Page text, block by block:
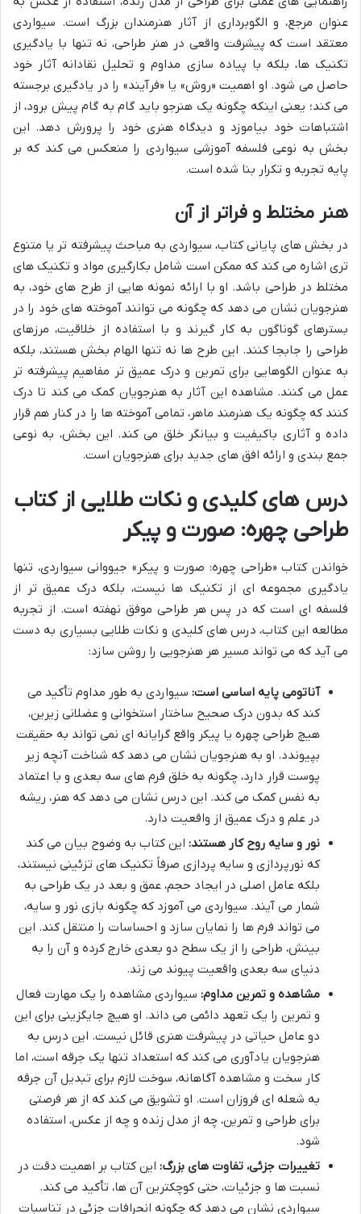
عنوان مرجع، و الگوبرداری از آثار هنرمندان بزرگ است. سیواردی
معتقد است که پیشرفت واقعی در هنر طراحی، نه تنها با یادگیری
تکنیک ها، بلکه با پیاده سازی مداوم و تحلیل نقادانه آثار خود
حاصل می شود. او اهمیت «روش» یا «فرآیند» را در یادگیری برجسته
می کند؛ یعنی اینکه چگونه یک هنرجو باید گام به گام پیش برود، از
اشتباهات خود بیاموزد و دیدگاه هنری خود را پرورش دهد. این
بخش به نوعی فلسفه آموزشی سیواردی را منعکس می کند که بر
پایه تجربه و تکرار بنا شده است.
هنر مختلط و فراتر از آن
در بخش های پایانی کتاب، سیواردی به مباحث پیشرفته تر یا متنوع
تری اشاره می کند که ممکن است شامل بکارگیری مواد و تکنیک های
مختلط در طراحی باشد. او با ارائه نمونه هایی از طرح های خود، به
هنرجویان نشان می دهد که چگونه می توانند آموخته های خود را در
بسترهای گوناگون به کار گیرند و با استفاده از خلاقیت، مرزهای
طراحی را جابجا کنند. این طرح ها نه تنها الهام بخش هستند، بلکه
به عنوان الگوهایی برای تمرین و درک عمیق تر مفاهیم پیشرفته تر
عمل می کنند. مشاهده این آثار به هنرجویان کمک می کند تا درک
کنند که چگونه یک هنرمند ماهر، تمامی آموخته ها را در کنار هم قرار
داده و آثاری باکیفیت و بیانگر خلق می کند. این بخش، به نوعی
جمع بندی و ارائه افق های جدید برای هنرجویان است.
درس های کلیدی و نکات طلایی از کتاب
طراحی چهره: صورت و پیکر
خواندن کتاب «طراحی چهره: صورت و پیکر» جیووانی سیواردی، تنها
یادگیری مجموعه ای از تکنیک ها نیست، بلکه درک عمیق تر از
فلسفه ای است که در پس هر طراحی موفق نهفته است. از تجربه
مطالعه این کتاب، درس های کلیدی و نکات طلایی بسیاری به دست
می آید که می تواند مسیر هر هنرجویی را روشن سازد:
آناتومی پایه اساسی است: سیواردی به طور مداوم تأکید می
کند که بدون درک صحیح ساختار استخوانی و عضلانی زیرین،
هیچ طراحی چهره یا پیکر واقع گرایانه ای نمی تواند به حقیقت
بپیوندد. او به هنرجویان نشان می دهد که شناخت آنچه زیر
پوست قرار دارد، چگونه به خلق فرم های سه بعدی و با اعتماد
به نفس کمک می کند. این درس نشان می دهد که هنر، ریشه
در علم و درک عمیق از واقعیت دارد.
نور و سایه روح کار هستند: این کتاب به وضوح بیان می کند
که نورپردازی و سایه پردازی صرفاً تکنیک های تزئینی نیستند،
بلکه عامل اصلی در ایجاد حجم، عمق و بعد در یک طراحی به
شمار می آیند. سیواردی می آموزد که چگونه بازی نور و سایه،
می تواند فرم ها را نمایان سازد و احساسات را منتقل کند. این
بینش، طراحی را از یک سطح دو بعدی خارج کرده و آن را به
دنیای سه بعدی واقعیت پیوند می زند.
مشاهده و تمرین مداوم: سیواردی مشاهده را یک مهارت فعال
و تمرین را یک تعهد دائمی می داند. او هیچ جایگزینی برای این
دو عامل حیاتی در پیشرفت هنری قائل نیست. این درس به
هنرجویان یادآوری می کند که استعداد تنها یک جرقه است، اما
کار سخت و مشاهده آگاهانه، سوخت لازم برای تبدیل آن جرقه
به شعله ای فروزان است. او تشویق می کند که از هر فرصتی
برای طراحی و تمرین، چه از مدل زنده و چه از عکس، استفاده
شود.
تغییرات جزئی، تفاوت های بزرگ: این کتاب بر اهمیت دقت در
نسبت ها و جزئیات، حتی کوچکترین آن ها، تأکید می کند.
سیواردی نشان می دهد که چگونه انحرافات جزئی در تناسبات